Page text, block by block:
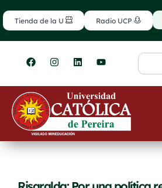
al
contenido
Tienda de la U Radio UCP
F
a
e
b
o
o
k
I
n
t
g
r
m
L
i
k
e
d
i
n
Y
o
t
u
b
e
Search